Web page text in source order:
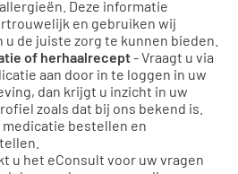
Deze informatie
en gebruiken wij
de juiste zorg te kunnen bieden.
of herhaalrecept- Vraagt u via
aan door in te loggen in uw
dan krijgt u inzicht in uw
zoals dat bij ons bekend is.
bestellen en
u het eConsult voor uw vragen